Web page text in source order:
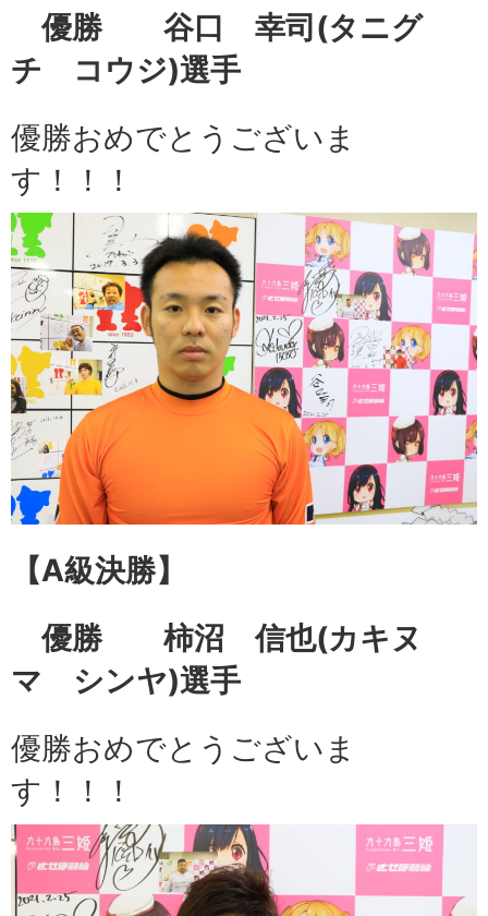
優勝 谷口 幸司(タニグ
チ コウジ)選手
優勝おめでとうございま
す！！！
【A級決勝】
優勝 柿沼 信也(カキヌ
マ シンヤ)選手
優勝おめでとうございま
す！！！